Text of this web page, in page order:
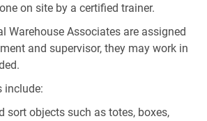
on site by a certified trainer.
Warehouse Associates are assigned
and supervisor, they may work in
include:
sort objects such as totes, boxes,